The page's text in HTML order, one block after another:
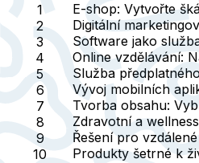
E-shop: Vytvořte
Digitální
Software jako
Online vzdělávání:
Služba
Vývoj mobilních
Tvorba obsahu:
Zdravotní a
Řešení pro
Produkty šetrné k